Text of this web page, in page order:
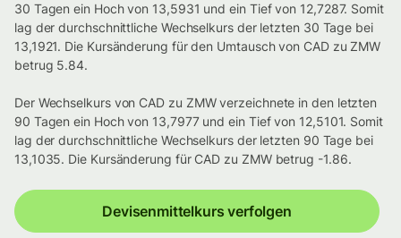
30 Tagen ein Hoch von 13,5931 und ein Tief von 12,7287. Somit
lag der durchschnittliche Wechselkurs der letzten 30 Tage bei
13,1921. Die Kursänderung für den Umtausch von CAD zu ZMW
betrug 5.84.
Der Wechselkurs von CAD zu ZMW verzeichnete in den letzten
90 Tagen ein Hoch von 13,7977 und ein Tief von 12,5101. Somit
lag der durchschnittliche Wechselkurs der letzten 90 Tage bei
13,1035. Die Kursänderung für CAD zu ZMW betrug -1.86.
Devisenmittelkurs verfolgen